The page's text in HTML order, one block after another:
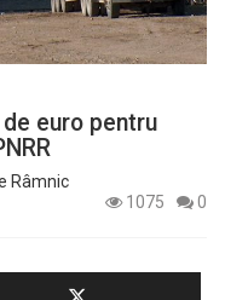
euro pentru
Râmnic
1075
0